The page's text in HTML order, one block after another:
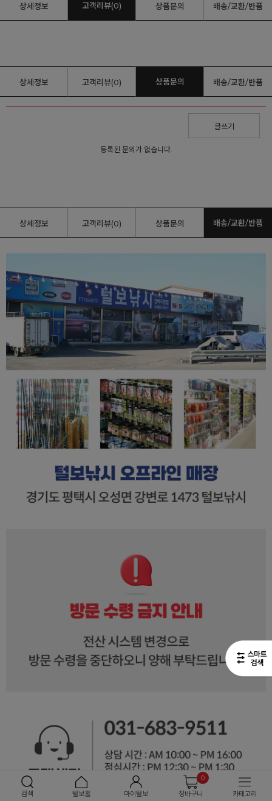
검색 털보홈 마이털보
0
장바구니
카테고리
상세정보 고객리뷰(0) 상품문의 배송/교환/반품
상세정보 고객리뷰(0) 상품문의 배송/교환/반품
글쓰기
등록된 문의가 없습니다.
상세정보 고객리뷰(0) 상품문의 배송/교환/반품